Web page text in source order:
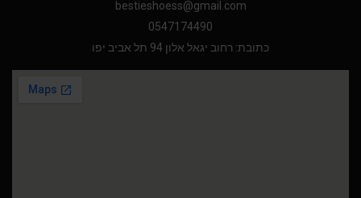
bestieshoess@gmail.com
0547174490
כתובת: רחוב יגאל אלון 94 תל אביב יפו